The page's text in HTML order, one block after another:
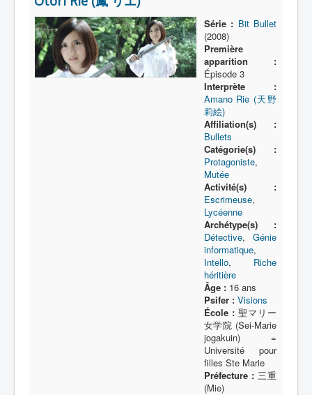
Série
Acteur
Équipe
Série : Bit Bullet
(2008)
Première
apparition :
Épisode 3
Interprète :
Amano Rie (天野
莉絵)
Affiliation(s) :
Bullets
Catégorie(s) :
Protagoniste,
Mutée
Activité(s) :
Escrimeuse,
Lycéenne
Archétype(s) :
Détective, Génie
informatique,
Intello, Riche
héritière
Âge :16 ans
Psifer : Visions
École :聖マリー
女学院 (Sei-Marie
jogakuin) =
Université pour
filles Ste Marie
Préfecture :三重
(Mie)